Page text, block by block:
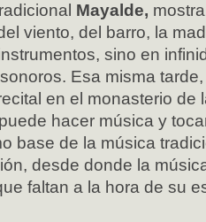
Mayalde,
viento, del barro, la
sino en
Esa misma
en el monasterio de
hacer música y
base de la música
desde donde la
faltan a la hora de su